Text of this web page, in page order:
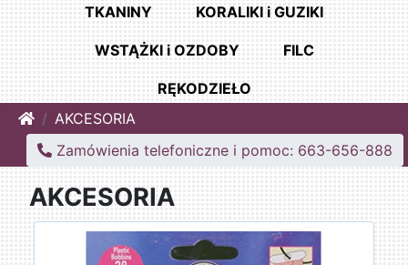
TKANINY KORALIKI i GUZIKI
WSTĄŻKI i OZDOBY FILC
RĘKODZIEŁO
HomeAKCESORIA
Zamówienia telefoniczne i pomoc: 663-656-888
AKCESORIA